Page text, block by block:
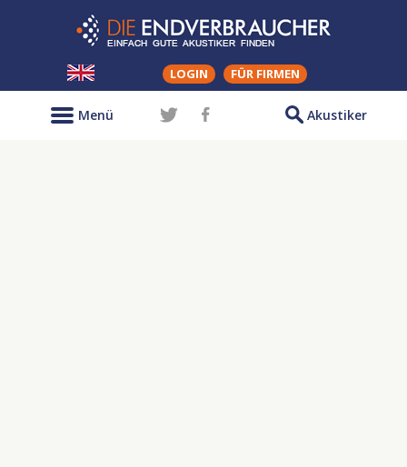
LOGIN FÜR FIRMEN
Akustiker
Menü